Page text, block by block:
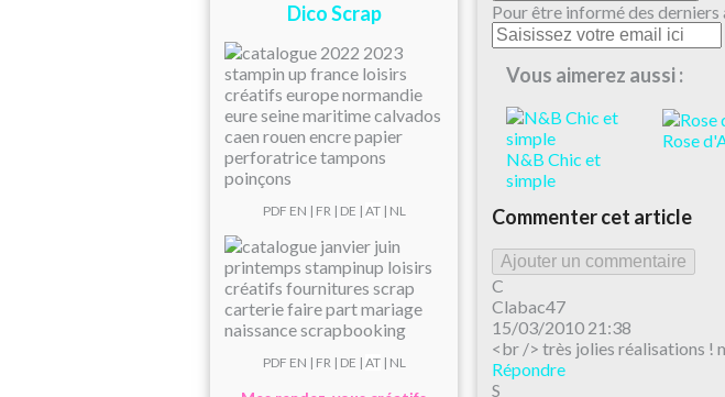
Dico Scrap
PDF EN | FR| DE | AT| NL
PDF EN | FR| DE | AT| NL
Pour être informé des
Vous aimerez aussi :
N&B Chic et
simple
Rose
Commenter cet article
Ajouter un commentaire
C
Clabac47
15/03/2010 21:38
<br /> très jolies réalisations !
Répondre
S